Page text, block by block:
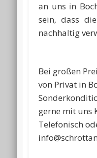
an uns in
sein, dass
nachhaltig
Bei großen
von Privat in
gerne mit uns
Telefonisch